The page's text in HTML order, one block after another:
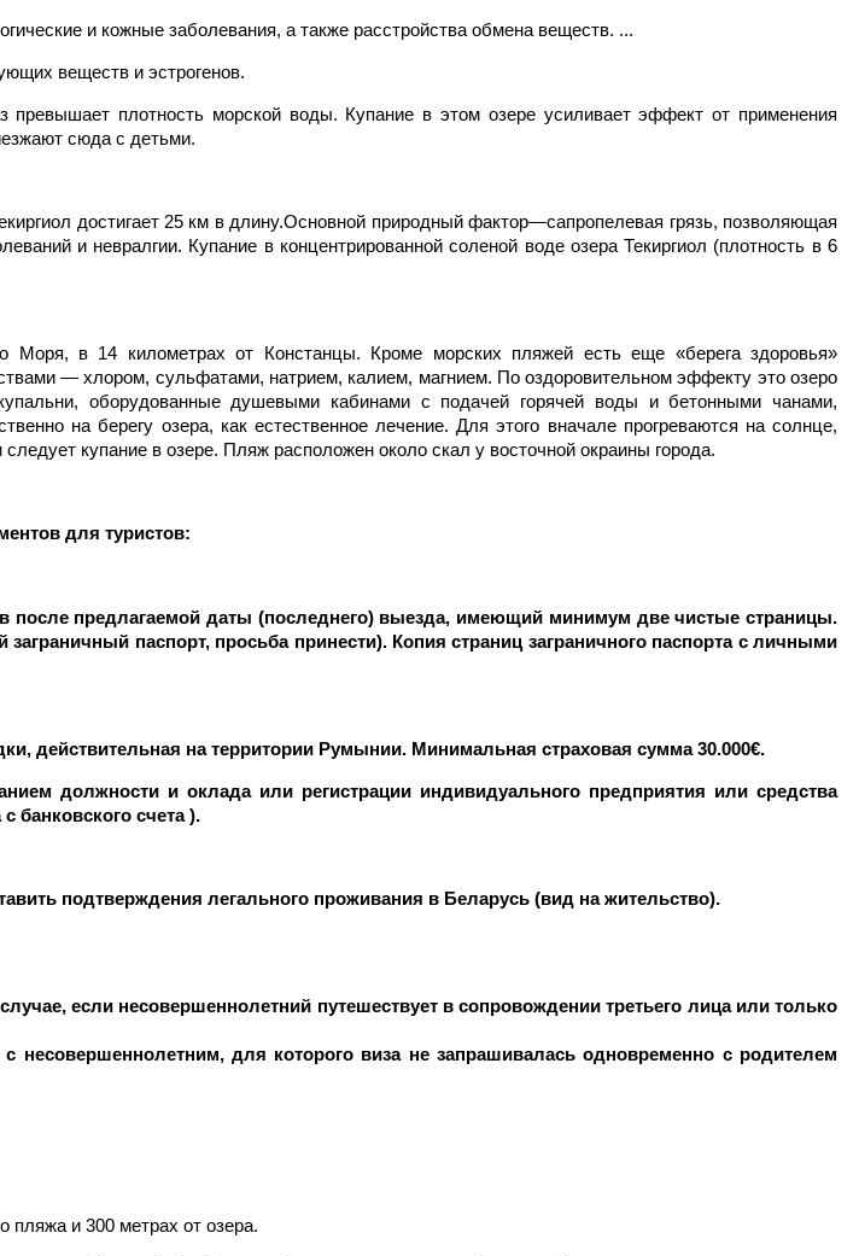
и кожные заболевания, а также расстройства обмена веществ. ...
веществ и эстрогенов.
плотность морской воды. Купание в этом озере усиливает эффект от применения
сюда с детьми.
достигает 25 км в длину.Основной природный фактор—сапропелевая грязь, позволяющая
и невралгии. Купание в концентрированной соленой воде озера Текиргиол (плотность в 6
Моря, в 14 километрах от Констанцы. Кроме морских пляжей есть еще «берега здоровья»
— хлором, сульфатами, натрием, калием, магнием. По оздоровительном эффекту это озеро
оборудованные душевыми кабинами с подачей горячей воды и бетонными чанами,
на берегу озера, как естественное лечение. Для этого вначале прогреваются на солнце,
купание в озере. Пляж расположен около скал у восточной окраины города.
для туристов:
после предлагаемой даты (последнего) выезда, имеющий минимум две чистые страницы.
паспорт, просьба принести). Копия страниц заграничного паспорта с личными
действительная на территории Румынии. Минимальная страховая сумма 30.000€.
должности и оклада или регистрации индивидуального предприятия или средства
банковского счета ).
подтверждения легального проживания в Беларусь (вид на жительство).
если несовершеннолетний путешествует в сопровождении третьего лица или только
для которого виза не запрашивалась одновременно с родителем
пляжа и 300 метрах от озера.